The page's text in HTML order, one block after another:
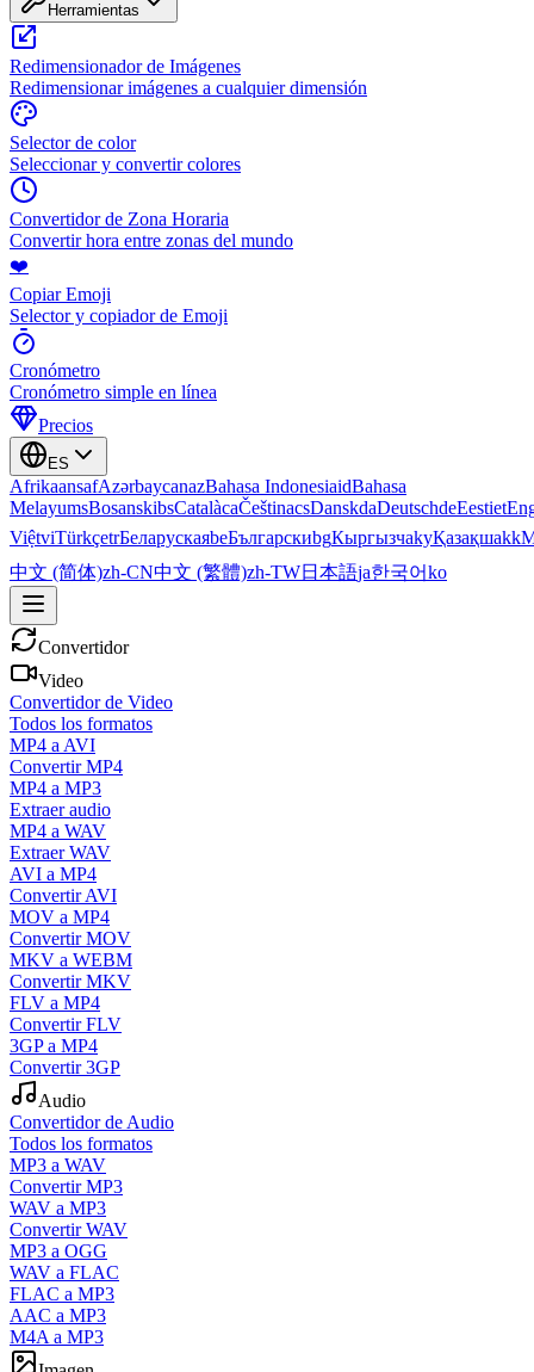
Herramientas
Redimensionador de Imágenes
Redimensionar imágenes a cualquier dimensión
Selector de color
Seleccionar y convertir colores
Convertidor de Zona Horaria
Convertir hora entre zonas del mundo
❤️
Copiar Emoji
Selector y copiador de Emoji
Cronómetro
Cronómetro simple en línea
Precios
ES
AfrikaansafAzərbaycanazBahasa IndonesiaidBahasa
MelayumsBosanskibsCatalàcaČeštinacsDanskdaDeutschdeEestiet
ViệtviTürkçetrБеларускаяbeБългарскиbgКыргызчаkyҚазақшаkk
中文 (简体)zh-CN中文 (繁體)zh-TW日本語ja한국어ko
Convertidor
Video
Convertidor de Video
Todos los formatos
MP4 a AVI
Convertir MP4
MP4 a MP3
Extraer audio
MP4 a WAV
Extraer WAV
AVI a MP4
Convertir AVI
MOV a MP4
Convertir MOV
MKV a WEBM
Convertir MKV
FLV a MP4
Convertir FLV
3GP a MP4
Convertir 3GP
Audio
Convertidor de Audio
Todos los formatos
MP3 a WAV
Convertir MP3
WAV a MP3
Convertir WAV
MP3 a OGG
WAV a FLAC
FLAC a MP3
AAC a MP3
M4A a MP3